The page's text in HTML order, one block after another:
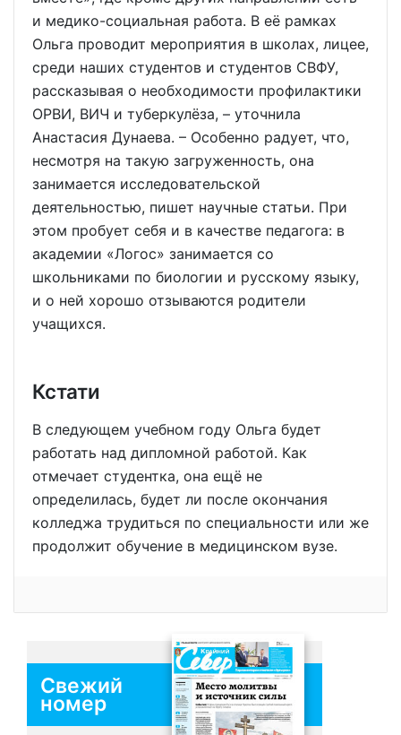
и медико-социальная работа. В её рамках
Ольга проводит мероприятия в школах, лицее,
среди наших студентов и студентов СВФУ,
рассказывая о необходимости профилактики
ОРВИ, ВИЧ и туберкулёза, – уточнила
Анастасия Дунаева. – Особенно радует, что,
несмотря на такую загруженность, она
занимается исследовательской
деятельностью, пишет научные статьи. При
этом пробует себя и в качестве педагога: в
академии «Логос» занимается со
школьниками по биологии и русскому языку,
и о ней хорошо отзываются родители
учащихся.
Кстати
В следующем учебном году Ольга будет
работать над дипломной работой. Как
отмечает студентка, она ещё не
определилась, будет ли после окончания
колледжа трудиться по специальности или же
продолжит обучение в медицинском вузе.
Свежий
номер